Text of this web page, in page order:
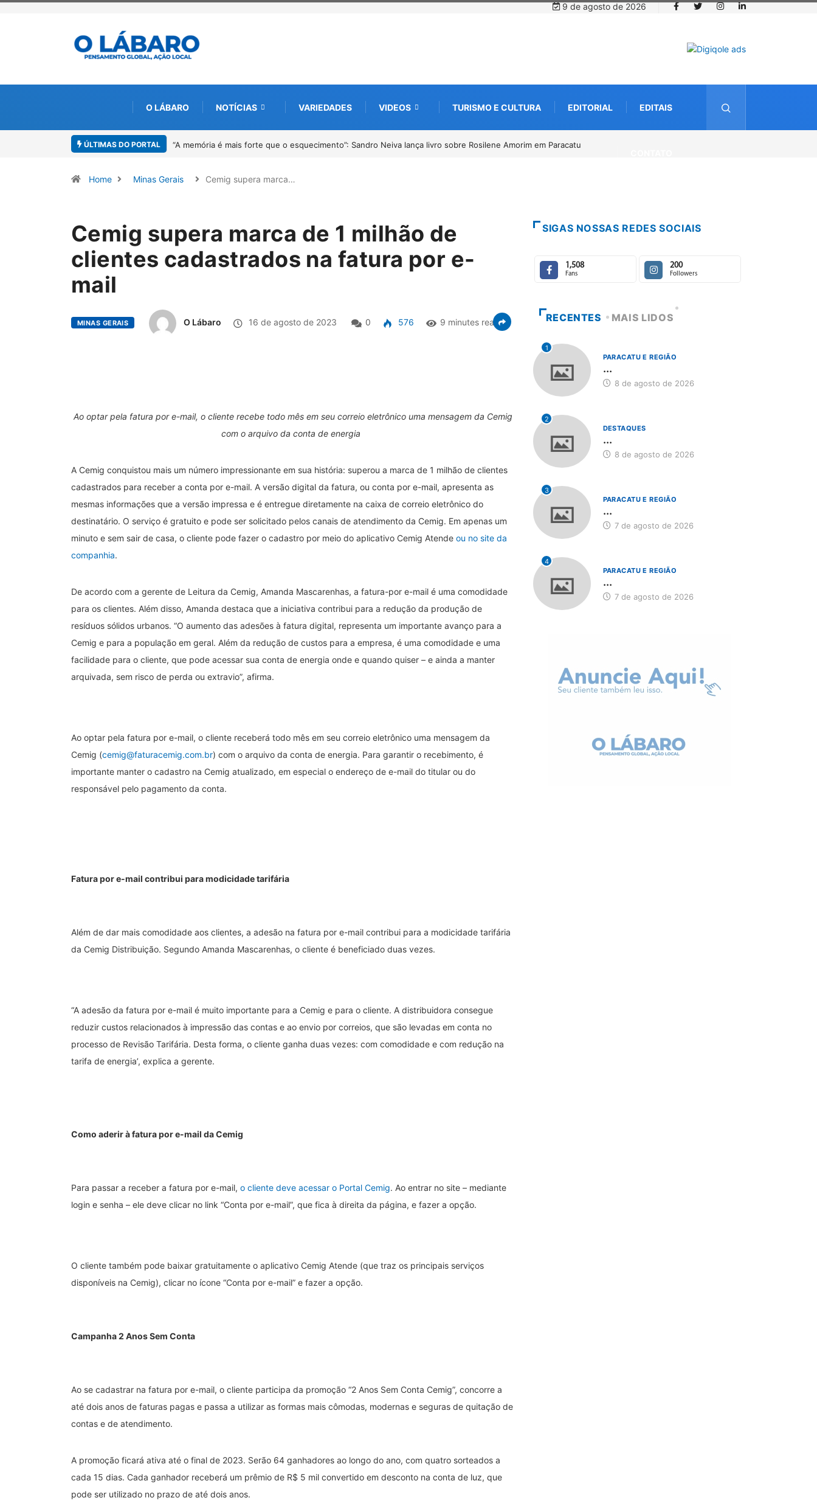
9 de agosto de 2026
O LÁBARO NOTÍCIAS VARIEDADES VIDEOS TURISMO E CULTURA EDITORIAL EDITAIS
ÚLTIMAS DO PORTAL 4º Fliparacatu tem inscrições abertas para o Prêmio de Redação e Desenho até o dia 14 de agosto
Home Minas Gerais Cemig supera marca…
Cemig supera marca de 1 milhão de
clientes cadastrados na fatura por e-
mail
MINAS GERAIS O Lábaro 16 de agosto de 2023 0 576 9 minutes read
Ao optar pela fatura por e-mail, o cliente recebe todo mês em seu correio eletrônico uma mensagem da Cemig
com o arquivo da conta de energia
A Cemig conquistou mais um número impressionante em sua história: superou a marca de 1 milhão de clientes
cadastrados para receber a conta por e-mail. A versão digital da fatura, ou conta por e-mail, apresenta as
mesmas informações que a versão impressa e é entregue diretamente na caixa de correio eletrônico do
destinatário. O serviço é gratuito e pode ser solicitado pelos canais de atendimento da Cemig. Em apenas um
minuto e sem sair de casa, o cliente pode fazer o cadastro por meio do aplicativo Cemig Atende ou no site da
companhia.
De acordo com a gerente de Leitura da Cemig, Amanda Mascarenhas, a fatura-por e-mail é uma comodidade
para os clientes. Além disso, Amanda destaca que a iniciativa contribui para a redução da produção de
resíduos sólidos urbanos. “O aumento das adesões à fatura digital, representa um importante avanço para a
Cemig e para a população em geral. Além da redução de custos para a empresa, é uma comodidade e uma
facilidade para o cliente, que pode acessar sua conta de energia onde e quando quiser – e ainda a manter
arquivada, sem risco de perda ou extravio”, afirma.
Ao optar pela fatura por e-mail, o cliente receberá todo mês em seu correio eletrônico uma mensagem da
Cemig (cemig@faturacemig.com.br) com o arquivo da conta de energia. Para garantir o recebimento, é
importante manter o cadastro na Cemig atualizado, em especial o endereço de e-mail do titular ou do
responsável pelo pagamento da conta.
Fatura por e-mail contribui para modicidade tarifária
Além de dar mais comodidade aos clientes, a adesão na fatura por e-mail contribui para a modicidade tarifária
da Cemig Distribuição. Segundo Amanda Mascarenhas, o cliente é beneficiado duas vezes.
“A adesão da fatura por e-mail é muito importante para a Cemig e para o cliente. A distribuidora consegue
reduzir custos relacionados à impressão das contas e ao envio por correios, que são levadas em conta no
processo de Revisão Tarifária. Desta forma, o cliente ganha duas vezes: com comodidade e com redução na
tarifa de energia’, explica a gerente.
Como aderir à fatura por e-mail da Cemig
Para passar a receber a fatura por e-mail, o cliente deve acessar o Portal Cemig. Ao entrar no site – mediante
login e senha – ele deve clicar no link “Conta por e-mail”, que fica à direita da página, e fazer a opção.
O cliente também pode baixar gratuitamente o aplicativo Cemig Atende (que traz os principais serviços
disponíveis na Cemig), clicar no ícone “Conta por e-mail” e fazer a opção.
Campanha 2 Anos Sem Conta
Ao se cadastrar na fatura por e-mail, o cliente participa da promoção “2 Anos Sem Conta Cemig”, concorre a
até dois anos de faturas pagas e passa a utilizar as formas mais cômodas, modernas e seguras de quitação de
contas e de atendimento.
A promoção ficará ativa até o final de 2023. Serão 64 ganhadores ao longo do ano, com quatro sorteados a
cada 15 dias. Cada ganhador receberá um prêmio de R$ 5 mil convertido em desconto na conta de luz, que
pode ser utilizado no prazo de até dois anos.
SIGAS NOSSAS REDES SOCIAIS
1,508
Fans
200
Followers
RECENTES MAIS LIDOS
1
PARACATU E REGIÃO
...
8 de agosto de 2026
2
DESTAQUES
...
8 de agosto de 2026
3
PARACATU E REGIÃO
...
7 de agosto de 2026
4
PARACATU E REGIÃO
...
7 de agosto de 2026